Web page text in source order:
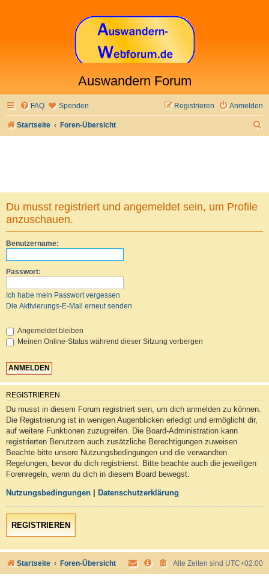
Auswandern Forum
FAQ Spenden Anmelden
Registrieren
Startseite Foren-Übersicht
Du musst registriert und angemeldet sein, um Profile
anzuschauen.
Benutzername:
Passwort:
Ich habe mein Passwort vergessen
Die Aktivierungs-E-Mail erneut senden
Angemeldet bleiben
Meinen Online-Status während dieser Sitzung verbergen
REGISTRIEREN
Du musst in diesem Forum registriert sein, um dich anmelden zu können.
Die Registrierung ist in wenigen Augenblicken erledigt und ermöglicht dir,
auf weitere Funktionen zuzugreifen. Die Board-Administration kann
registrierten Benutzern auch zusätzliche Berechtigungen zuweisen.
Beachte bitte unsere Nutzungsbedingungen und die verwandten
Regelungen, bevor du dich registrierst. Bitte beachte auch die jeweiligen
Forenregeln, wenn du dich in diesem Board bewegst.
Nutzungsbedingungen Datenschutzerklärung
REGISTRIEREN
Startseite Foren-Übersicht Alle Zeiten sind UTC+02:00